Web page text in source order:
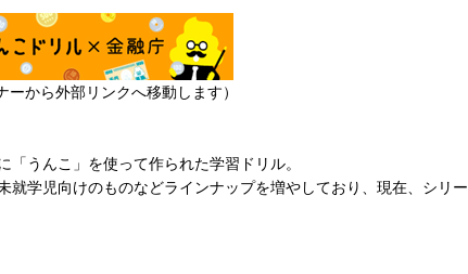
ーから外部リンクへ移動します）
うんこ」を使って作られた学習ドリル。
学児向けのものなどラインナップを増やしており、現在、シリー